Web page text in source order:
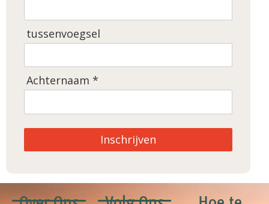
tussenvoegsel
Achternaam *
Inschrijven